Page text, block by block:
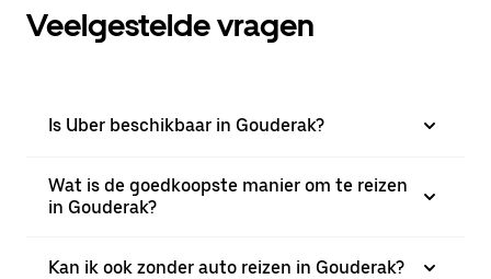
Veelgestelde vragen
Is Uber beschikbaar in Gouderak?
Wat is de goedkoopste manier om te reizen
in Gouderak?
Kan ik ook zonder auto reizen in Gouderak?